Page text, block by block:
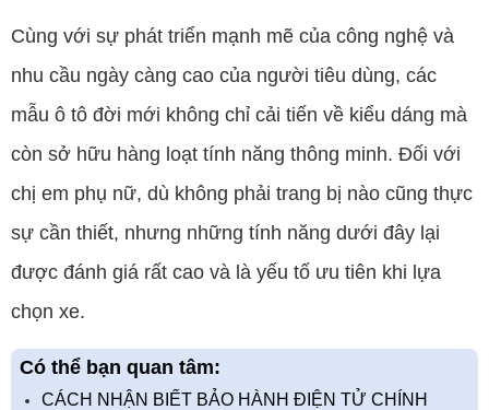
Cùng với sự phát triển mạnh mẽ của công nghệ và
nhu cầu ngày càng cao của người tiêu dùng, các
mẫu ô tô đời mới không chỉ cải tiến về kiểu dáng mà
còn sở hữu hàng loạt tính năng thông minh. Đối với
chị em phụ nữ, dù không phải trang bị nào cũng thực
sự cần thiết, nhưng những tính năng dưới đây lại
được đánh giá rất cao và là yếu tố ưu tiên khi lựa
chọn xe.
Có thể bạn quan tâm:
CÁCH NHẬN BIẾT BẢO HÀNH ĐIỆN TỬ CHÍNH